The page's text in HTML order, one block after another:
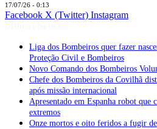
17/07/26 - 0:13
Facebook X (Twitter) Instagram
Liga dos Bombeiros quer fazer
Proteção Civil e Bombeiros
Novo Comando dos Bombeiros
Chefe dos Bombeiros da Covilhã
após missão internacional
Apresentado em Espanha robot que
extremos
Onze mortos e oito feridos a fugir